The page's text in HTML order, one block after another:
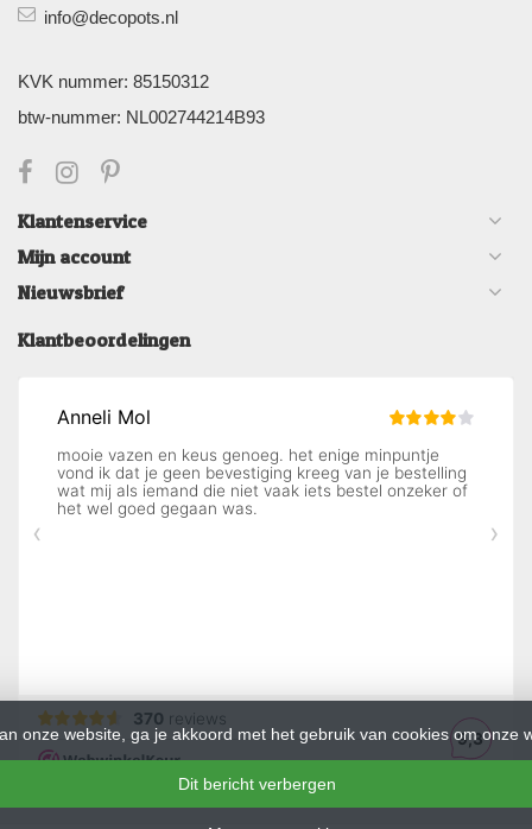
info@decopots.nl
KVK nummer: 85150312
btw-nummer: NL002744214B93
Klantenservice
Mijn account
Nieuwsbrief
Klantbeoordelingen
onze website, ga je akkoord met het gebruik van cookies om onze
Dit bericht verbergen